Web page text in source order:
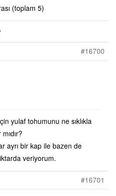
(toplam 5)
#16700
yulaf tohumunu ne sıklıkla
ayrı bir kap ile bazen de
veriyorum.
#16701